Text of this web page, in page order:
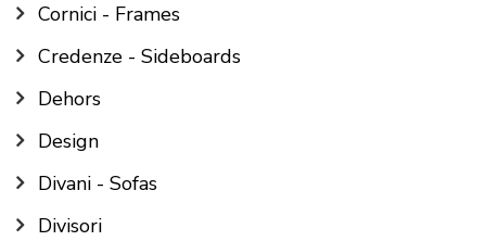
Cornici - Frames
Credenze - Sideboards
Dehors
Design
Divani - Sofas
Divisori